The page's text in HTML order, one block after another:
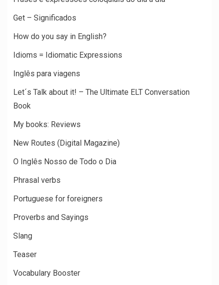
Get – Significados
How do you say in English?
Idioms = Idiomatic Expressions
Inglês para viagens
Let´s Talk about it! – The Ultimate ELT Conversation
Book
My books: Reviews
New Routes (Digital Magazine)
O Inglês Nosso de Todo o Dia
Phrasal verbs
Portuguese for foreigners
Proverbs and Sayings
Slang
Teaser
Vocabulary Booster